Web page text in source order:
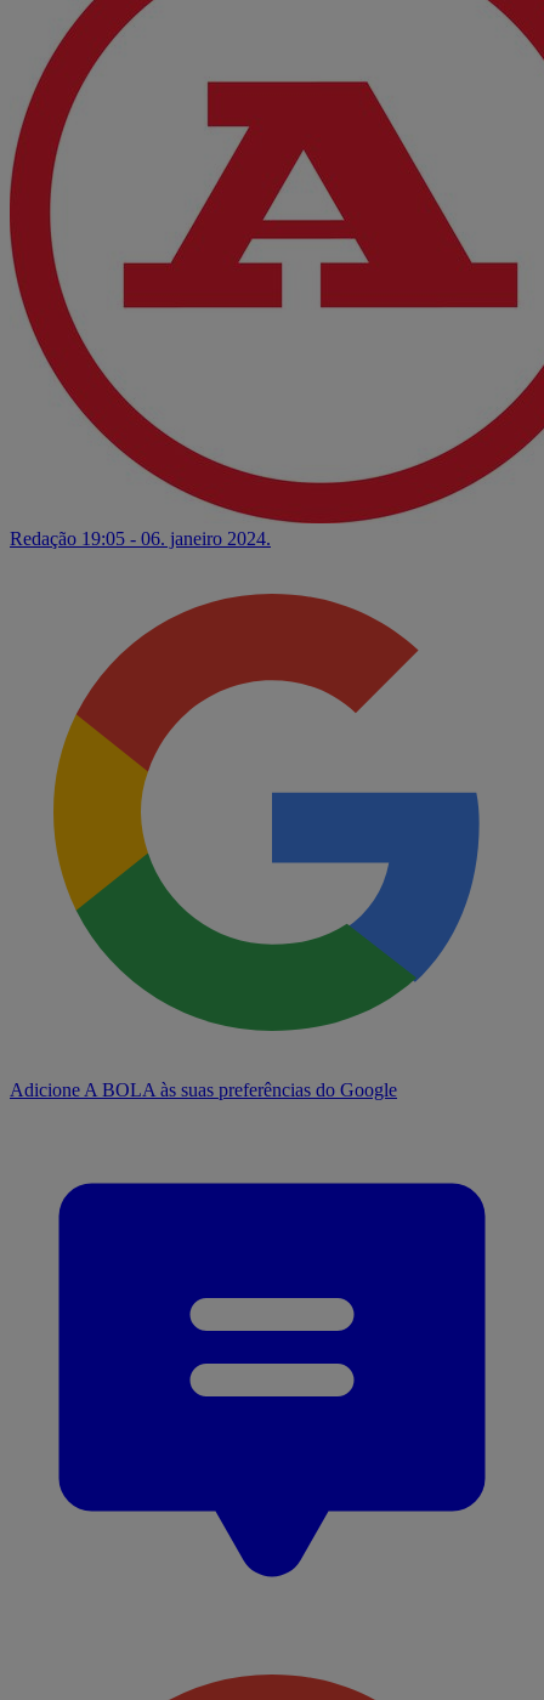
Redação 19:05 - 06. janeiro 2024.
Adicione A BOLA às suas preferências do Google